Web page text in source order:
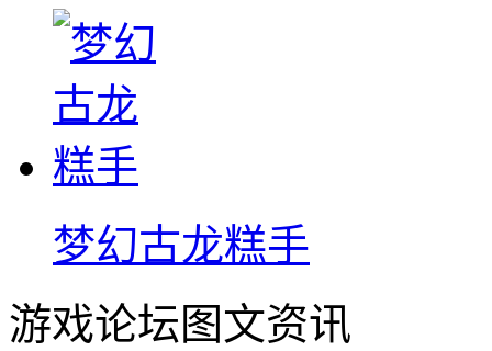
梦幻古龙糕手
游戏论坛图文资讯